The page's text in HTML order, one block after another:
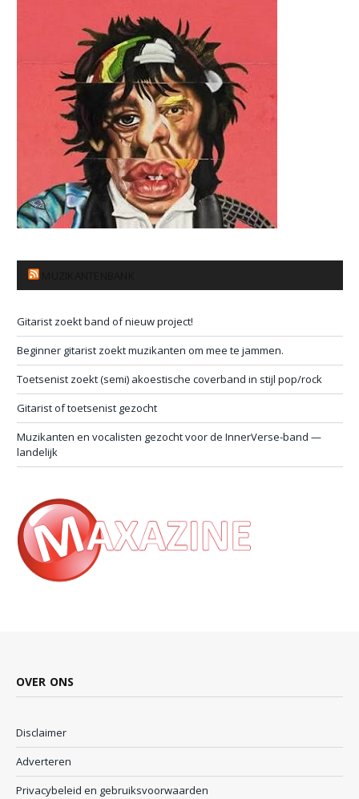
Gitarist zoekt band of nieuw project!
Beginner gitarist zoekt muzikanten om mee te jammen.
Toetsenist zoekt (semi) akoestische coverband in stijl pop/rock
Gitarist of toetsenist gezocht
Muzikanten en vocalisten gezocht voor de InnerVerse-band —
landelijk
OVER ONS
Disclaimer
Adverteren
Privacybeleid en gebruiksvoorwaarden